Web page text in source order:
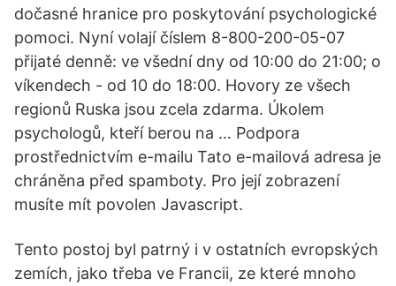
dočasné hranice pro poskytování psychologické
pomoci. Nyní volají číslem 8-800-200-05-07
přijaté denně: ve všední dny od 10:00 do 21:00; o
víkendech - od 10 do 18:00. Hovory ze všech
regionů Ruska jsou zcela zdarma. Úkolem
psychologů, kteří berou na … Podpora
prostřednictvím e-mailu Tato e-mailová adresa je
chráněna před spamboty. Pro její zobrazení
musíte mít povolen Javascript.
Tento postoj byl patrný i v ostatních evropských
zemích, jako třeba ve Francii, ze které mnoho